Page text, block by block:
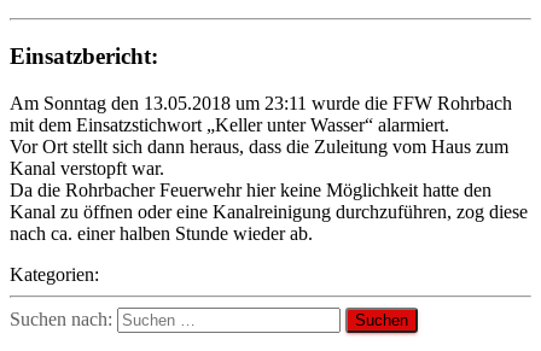
Einsatzbericht:
Am Sonntag den 13.05.2018 um 23:11 wurde die FFW Rohrbach
mit dem Einsatzstichwort „Keller unter Wasser“ alarmiert.
Vor Ort stellt sich dann heraus, dass die Zuleitung vom Haus zum
Kanal verstopft war.
Da die Rohrbacher Feuerwehr hier keine Möglichkeit hatte den
Kanal zu öffnen oder eine Kanalreinigung durchzuführen, zog diese
nach ca. einer halben Stunde wieder ab.
Kategorien:
Suchen nach: